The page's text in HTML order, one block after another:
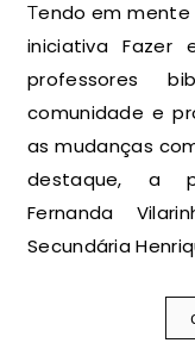
Tendo em mente o lema “distinguir para inspirar”, a
iniciativa
professores
comunidade e
as mudanças
destaque, a
Fernanda
Secundária